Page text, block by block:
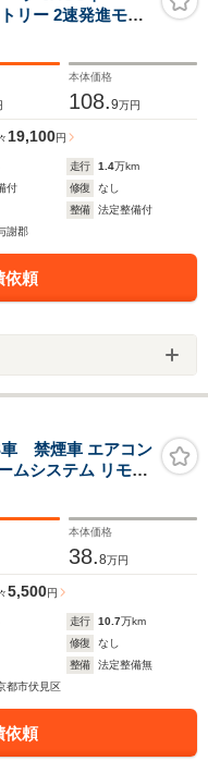
リー 2速発進モー
本体価格
108.9万円
19,100円
走行 1.4万km
付 修復
なし
整備
法定整備付
謝郡
依頼
禁煙車 エアコン
ムシステム リモコ
本体価格
38.8万円
5,500円
走行 10.7万km
修復
なし
整備
法定整備無
都市伏見区
依頼